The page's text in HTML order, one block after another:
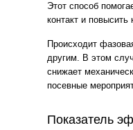
Этот способ
контакт и
Происходит
другим. В этом
снижает
посевные
Показатель